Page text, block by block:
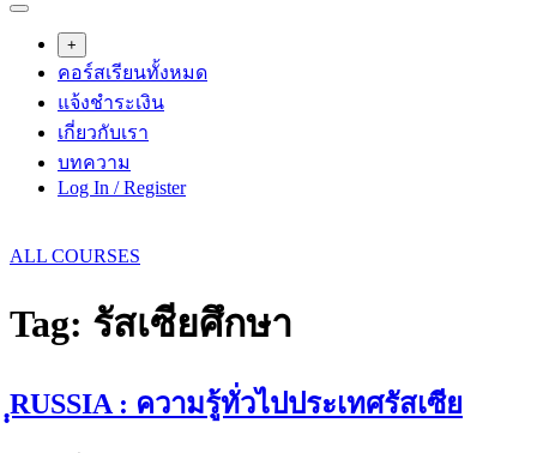
+
คอร์สเรียนทั้งหมด
แจ้งชำระเงิน
เกี่ยวกับเรา
บทความ
Log In / Register
ALL COURSES
Tag: รัสเซียศึกษา
ฺฺRUSSIA : ความรู้ทั่วไปประเทศรัสเซีย